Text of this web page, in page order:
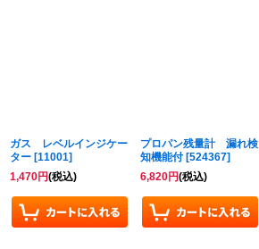
ガス レベルインジケー
ター [11001]
1,470円(税込)
プロパン残量計 漏れ検
知機能付 [524367]
6,820円(税込)